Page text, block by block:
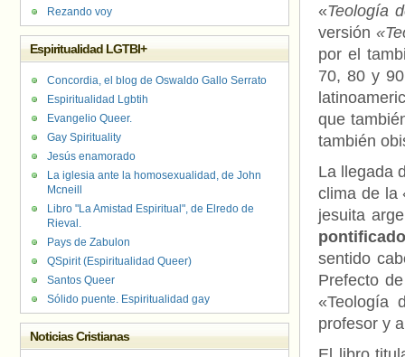
«Teología
versión
por el
70, 80 y
que
también
La llegada
clima de la
jesuita
sentido
Prefecto
«Teología
profesor y
Rezando voy
Espiritualidad LGTBI+
Concordia, el blog de Oswaldo Gallo Serrato
Espiritualidad Lgbtih
Evangelio Queer.
Gay Spirituality
Jesús enamorado
La iglesia ante la homosexualidad, de John
Mcneill
Libro "La Amistad Espiritual", de Elredo de
Rieval.
Pays de Zabulon
QSpirit (Espiritualidad Queer)
Santos Queer
Sólido puente. Espiritualidad gay
Noticias Cristianas